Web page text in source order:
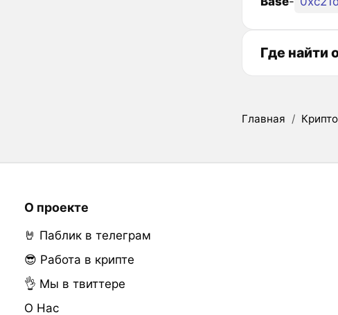
Где найти
Главная /
О проекте
🤘 Паблик в телеграм
😎 Работа в крипте
👌 Мы в твиттере
О Нас